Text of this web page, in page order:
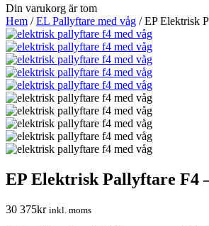
Din varukorg är tom
Hem /EL Pallyftare med våg / EP Elektrisk
EP Elektrisk Pallyftare F4
30 375kr inkl. moms